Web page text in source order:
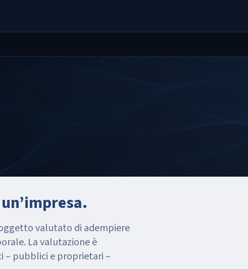
valutato di adempiere
La valutazione è
– pubblici e proprietari –